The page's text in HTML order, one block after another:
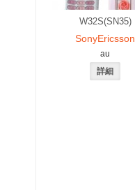
W32S(SN35)
SonyEricsson
au